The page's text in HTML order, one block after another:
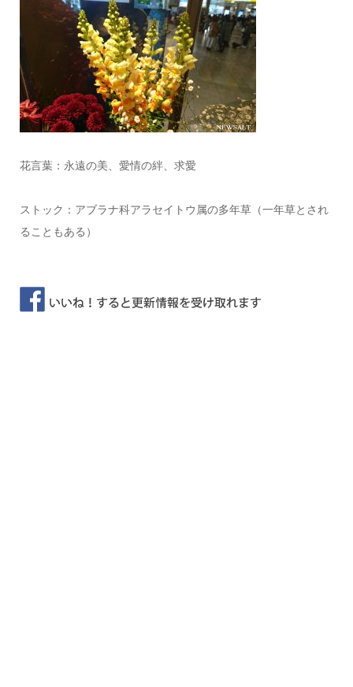
花言葉：永遠の美、愛情の絆、求愛
ストック：アブラナ科アラセイトウ属の多年草（一年草とされ
ることもある）